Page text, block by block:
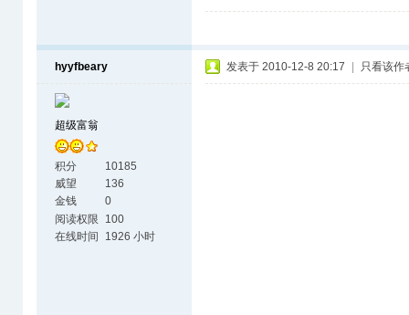
hyyfbeary
超级富翁
积分
10185
威望
136
金钱
0
阅读权限
100
在线时间
1926 小时
发表于 2010-12-8 20:17 只看该作